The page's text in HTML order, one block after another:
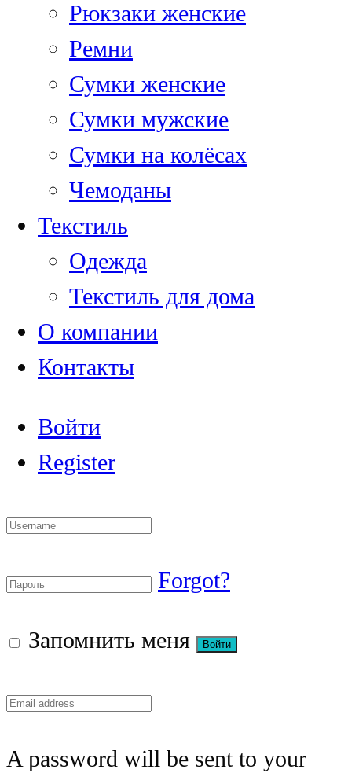
Рюкзаки женские
Ремни
Сумки женские
Сумки мужские
Сумки на колёсах
Чемоданы
Текстиль
Одежда
Текстиль для дома
О компании
Контакты
Войти
Register
Forgot?
Запомнить меня
A password will be sent to your